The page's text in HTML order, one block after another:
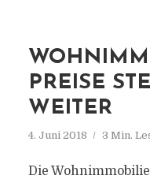
PREISE
WEITER
4. Juni 2018 3 Min.
Die